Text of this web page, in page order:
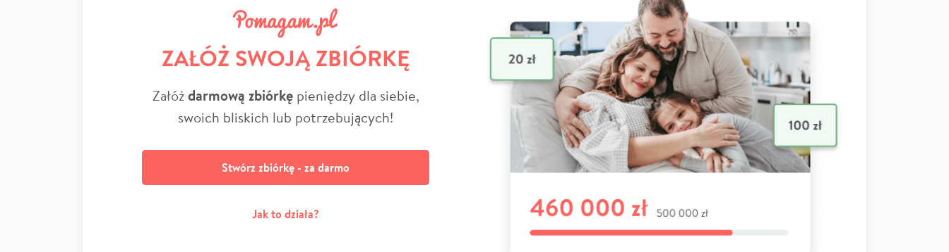
ZAŁÓŻ SWOJĄ ZBIÓRKĘ
Załóżdarmową zbiórkępieniędzy dla siebie,
swoich bliskich lub potrzebujących!
Stwórz zbiórkę - za darmo
Jak to działa?